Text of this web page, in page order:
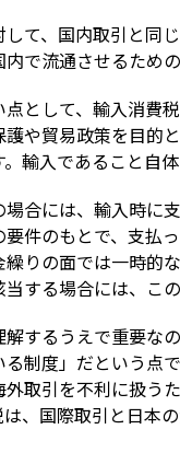
て、国内取引と同
で流通させるため
として、輸入消費
や貿易政策を目的
輸入であること自
場合には、輸入時に
件のもとで、支払
繰りの面では一時的
する場合には、こ
するうえで重要な
制度」だという点で
外取引を不利に扱う
、国際取引と日本